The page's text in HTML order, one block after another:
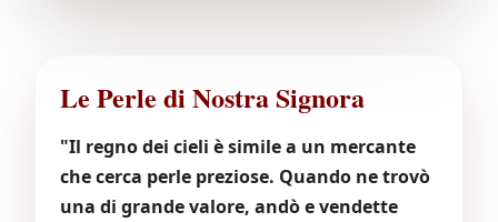
Le Perle di Nostra Signora
"Il regno dei cieli è simile a un mercante
che cerca perle preziose. Quando ne trovò
una di grande valore, andò e vendette